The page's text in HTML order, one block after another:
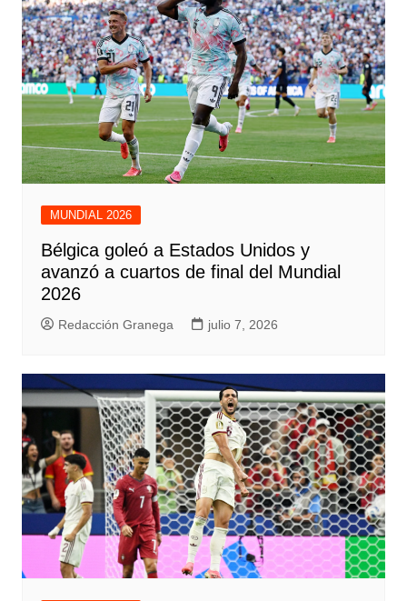
MUNDIAL 2026
Bélgica goleó a Estados Unidos y
avanzó a cuartos de final del Mundial
2026
Redacción Granega julio 7, 2026